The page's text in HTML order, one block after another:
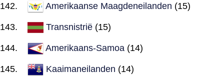
Amerikaanse Maagdeneilanden (15)
Transnistrië (15)
Amerikaans-Samoa (14)
Kaaimaneilanden (14)